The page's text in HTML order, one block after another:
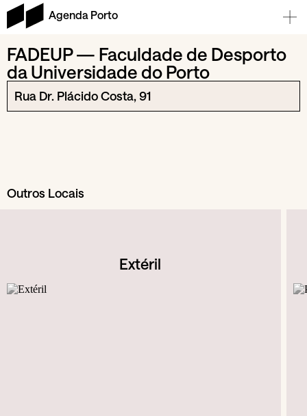
Agenda Porto
FADEUP — Faculdade de Desporto
da Universidade do Porto
Rua Dr. Plácido Costa, 91
Outros Locais
Extéril